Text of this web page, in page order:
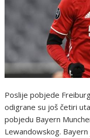
Poslije pobjede
odigrane su još četiri
pobjedu Bayern
Lewandowskog.